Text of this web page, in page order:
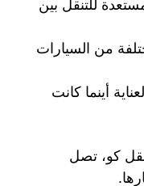
للتنقل بين
من السيارات
أينما كانت
كو، تصل